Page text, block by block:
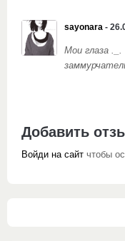
sayonara -
Мои глаза
Добавить
Войди на сайт чтобы